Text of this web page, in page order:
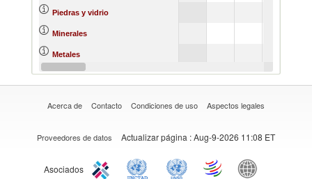
Piedras y vidrio
Minerales
Metales
Materias primas
Acerca de Contacto Condiciones de uso Aspectos legales
Proveedores de datos Actualizar página : Aug-9-2026 11:08 ET
Asociados